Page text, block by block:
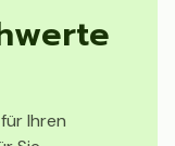
Ihren